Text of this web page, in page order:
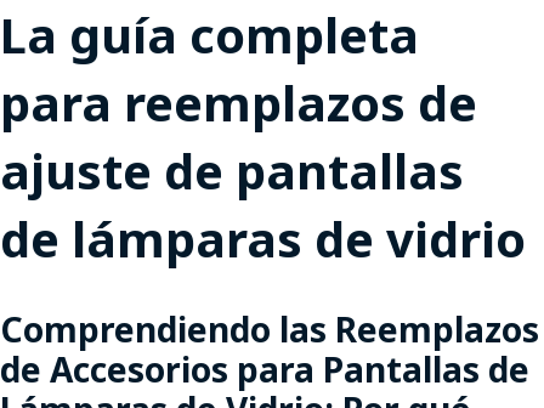
La guía completa
para reemplazos de
ajuste de pantallas
de lámparas de vidrio
Comprendiendo las Reemplazos
de Accesorios para Pantallas de